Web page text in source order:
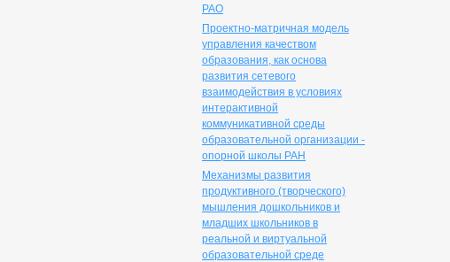
РАО
Проектно-матричная модель
управления качеством
образования, как основа
развития сетевого
взаимодействия в условиях
интерактивной
коммуникативной среды
образовательной организации -
опорной школы РАН
Механизмы развития
продуктивного (творческого)
мышления дошкольников и
младших школьников в
реальной и виртуальной
образовательной среде